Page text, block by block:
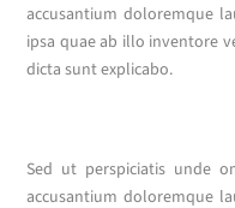
accusantium doloremque
ipsa quae ab illo inventore
dicta sunt explicabo.
Sed ut perspiciatis unde
accusantium doloremque